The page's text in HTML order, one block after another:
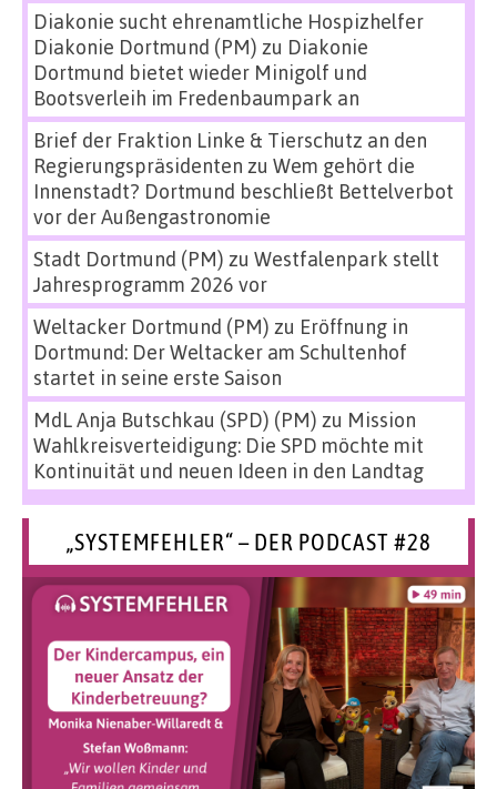
Diakonie sucht ehrenamtliche Hospizhelfer
Diakonie Dortmund (PM) zu Diakonie
Dortmund bietet wieder Minigolf und
Bootsverleih im Fredenbaumpark an
Brief der Fraktion Linke & Tierschutz an den
Regierungspräsidenten zu Wem gehört die
Innenstadt? Dortmund beschließt Bettelverbot
vor der Außengastronomie
Stadt Dortmund (PM) zu Westfalenpark stellt
Jahresprogramm 2026 vor
Weltacker Dortmund (PM) zu Eröffnung in
Dortmund: Der Weltacker am Schultenhof
startet in seine erste Saison
MdL Anja Butschkau (SPD) (PM) zu Mission
Wahlkreisverteidigung: Die SPD möchte mit
Kontinuität und neuen Ideen in den Landtag
„SYSTEMFEHLER“ – DER PODCAST #28